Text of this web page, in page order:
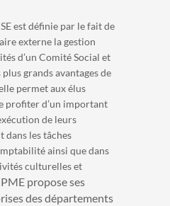
est définie par le fait de
externe la gestion
d’un Comité Social et
plus grands avantages de
permet aux élus
profiter d’un important
de leurs
dans les tâches
ainsi que dans
culturelles et
PME propose ses
des départements